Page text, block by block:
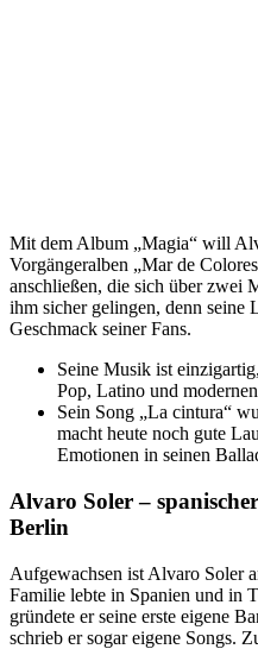
Mit dem Album „Magia“ will
Vorgängeralben „Mar de
anschließen, die sich über zwei
ihm sicher gelingen, denn seine
Geschmack seiner Fans.
Seine Musik ist
Pop, Latino und
Sein Song „La cintura“
macht heute noch gute
Emotionen in seinen
Alvaro Soler –
Berlin
Aufgewachsen ist Alvaro Soler
Familie lebte in Spanien und in
gründete er seine erste eigene
schrieb er sogar eigene Songs.